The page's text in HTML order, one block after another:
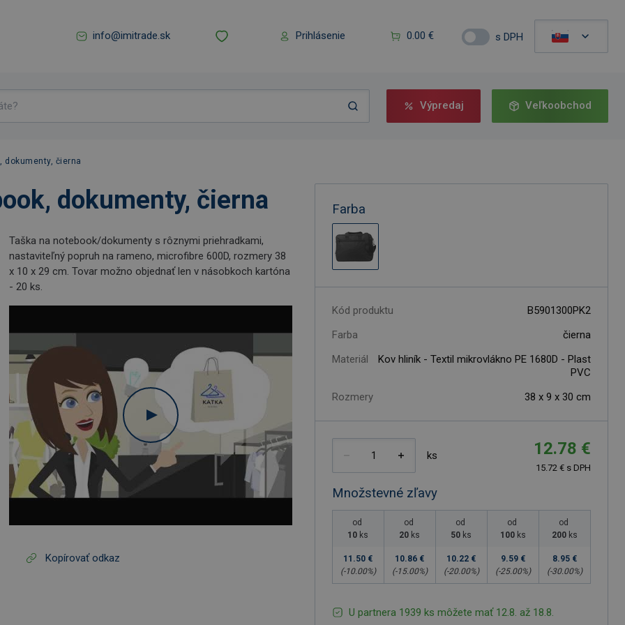
info@imitrade.sk Prihlásenie 0.00 € s DPH
Výpredaj Veľkoobchod
dokumenty, čierna
dokumenty, čierna
Taška na notebook/dokumenty s rôznymi priehradkami,
nastaviteľný popruh na rameno, microfibre 600D, rozmery 38
x 10 x 29 cm. Tovar možno objednať len v násobkoch kartóna
- 20 ks.
Kopírovať odkaz
Farba
Kód produktu
B5901300PK2
Farba
čierna
Materiál
Kov hliník - Textil mikrovlákno PE 1680D - Plast
PVC
Rozmery
38 x 9 x 30 cm
ks 12.78 €
15.72 € s DPH
Množstevné zľavy
od
10 ks
11.50 €
(-10.00%)
od
20 ks
10.86 €
(-15.00%)
od
50 ks
10.22 €
(-20.00%)
od
100 ks
9.59 €
(-25.00%)
od
200 ks
8.95 €
(-30.00%)
U partnera 1939 ks môžete mať 12.8. až 18.8.